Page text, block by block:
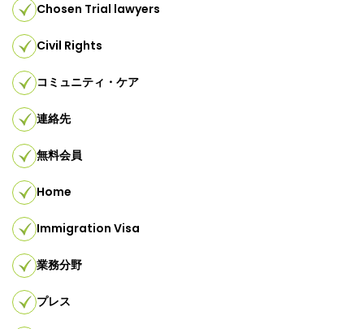
Chosen Trial lawyers
Civil Rights
コミュニティ・ケア
連絡先
無料会員
Home
Immigration Visa
業務分野
プレス